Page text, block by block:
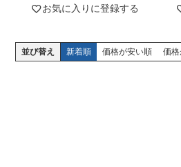
お気に入りに登録する
並び替え 新着順 価格が安い順 価